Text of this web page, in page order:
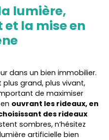
lumière,
et la mise en
dans un bien immobilier.
grand, plus vivant,
de maximiser
ouvrant les rideaux, en
des rideaux
sombres, n’hésitez
artificielle bien